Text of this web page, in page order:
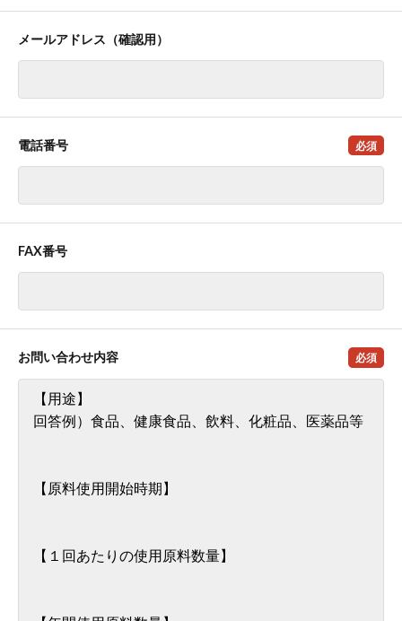
メールアドレス（確認用）
電話番号 必須
FAX番号
お問い合わせ内容 必須